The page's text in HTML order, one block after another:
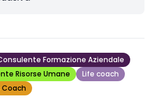
Formazione Aziendale
Risorse Umane
Life coach
Coach